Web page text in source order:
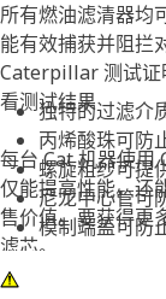
所有燃油滤清器均
能有效捕获并阻拦
Caterpillar 测试证
看测试结果
每台 Cat 机器使用
仅能提高性能，还
售价值。要获得更
滤芯。
独特的过滤介
丙烯酸珠可防
螺旋粗纱可提
尼龙中心管可
模制端盖可防